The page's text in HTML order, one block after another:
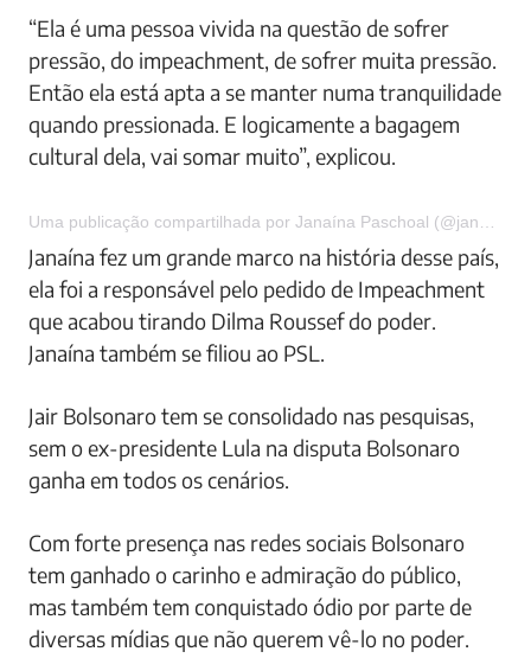
“Ela é uma pessoa vivida na questão de sofrer
pressão, do impeachment, de sofrer muita pressão.
Então ela está apta a se manter numa tranquilidade
quando pressionada. E logicamente a bagagem
cultural dela, vai somar muito”, explicou.
Janaína fez um grande marco na história desse país,
ela foi a responsável pelo pedido de Impeachment
que acabou tirando Dilma Roussef do poder.
Janaína também se filiou ao PSL.
Jair Bolsonaro tem se consolidado nas pesquisas,
sem o ex-presidente Lula na disputa Bolsonaro
ganha em todos os cenários.
Com forte presença nas redes sociais Bolsonaro
tem ganhado o carinho e admiração do público,
mas também tem conquistado ódio por parte de
diversas mídias que não querem vê-lo no poder.